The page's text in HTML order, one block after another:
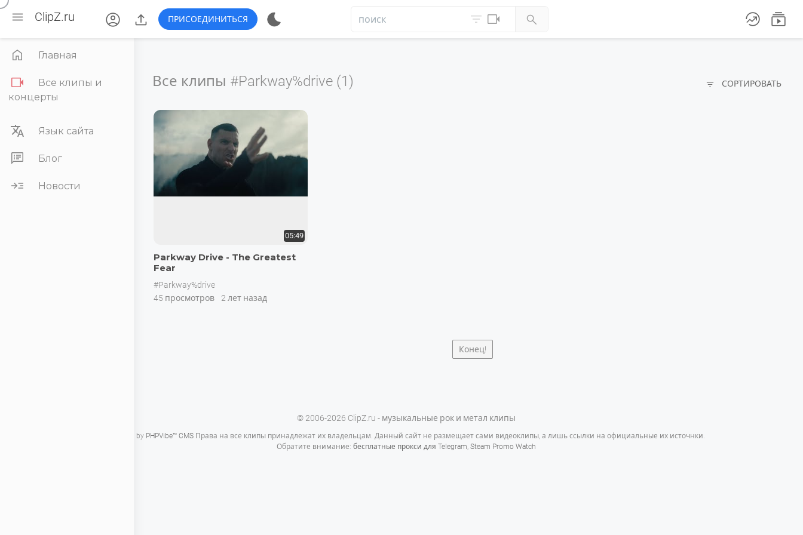
 ClipZ.ru account_circle  ПРИСОЕДИНИТЬСЯ 
   
 Главная

Все клипы и
концерты
 Язык сайта
 Блог
 Новости
Все клипы #Parkway%drive (1)  СОРТИРОВАТЬ
05:49
Parkway Drive - The Greatest
Fear
#Parkway%drive
45 просмотров
2 лет назад
Конец!
© 2006-2026 ClipZ.ru - музыкальные рок и метал клипы
Powered by PHPVibe™ CMS Права на все клипы принадлежат их владельцам. Данный сайт не размещает сами видеоклипы, а лишь ссылки на официальные их источнки.
Обратите внимание: бесплатные прокси для Telegram, Steam Promo Watch